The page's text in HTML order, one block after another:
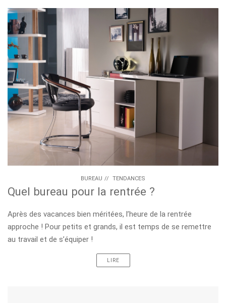
BUREAU // TENDANCES
Quel bureau pour la rentrée ?
Après des vacances bien méritées, l’heure de la rentrée
approche ! Pour petits et grands, il est temps de se remettre
au travail et de s’équiper !
LIRE